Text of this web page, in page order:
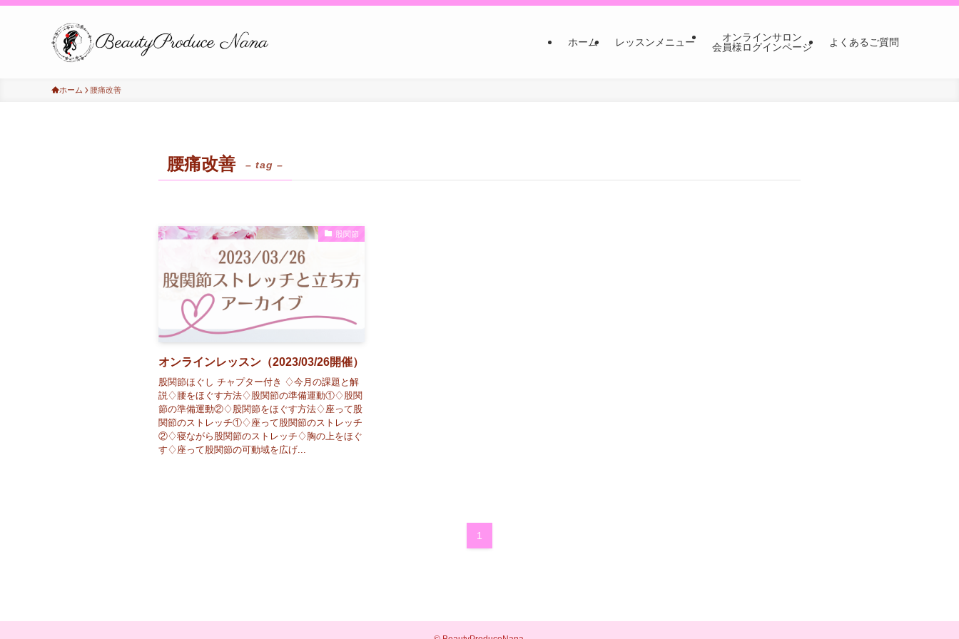
ホーム レッスンメニュー
オンラインサロン
会員様ログインページ
よくあるご質問
ホーム 腰痛改善
腰痛改善 – tag –
股関節
オンラインレッスン（2023/03/26開催）
股関節ほぐし チャプター付き ♢今月の課題と解
説♢腰をほぐす方法♢股関節の準備運動①♢股関
節の準備運動②♢股関節をほぐす方法♢座って股
関節のストレッチ①♢座って股関節のストレッチ
②♢寝ながら股関節のストレッチ♢胸の上をほぐ
す♢座って股関節の可動域を広げ...
1